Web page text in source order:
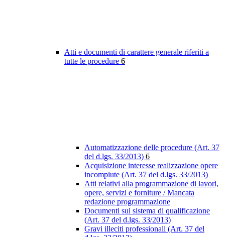
Atti e documenti di carattere generale riferiti a
tutte le procedure 6
Automatizzazione delle procedure (Art. 37
del d.lgs. 33/2013) 6
Acquisizione interesse realizzazione opere
incompiute (Art. 37 del d.lgs. 33/2013)
Atti relativi alla programmazione di lavori,
opere, servizi e forniture / Mancata
redazione programmazione
Documenti sul sistema di qualificazione
(Art. 37 del d.lgs. 33/2013)
Gravi illeciti professionali (Art. 37 del